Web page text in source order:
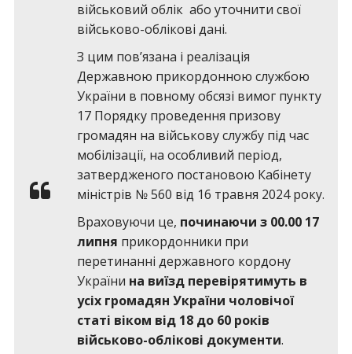
військовий облік або уточнити свої
військово-облікові дані.
З цим пов’язана і реалізація
Державною прикордонною службою
України в повному обсязі вимог пункту
17 Порядку проведення призову
громадян на військову службу під час
мобілізації, на особливий період,
затвердженого постановою Кабінету
міністрів № 560 від 16 травня 2024 року.
Враховуючи це, починаючи з 00.00 17
липня прикордонники при
перетинанні державного кордону
України на виїзд перевірятимуть в
усіх громадян України чоловічої
статі віком від 18 до 60 років
військово-облікові документи.